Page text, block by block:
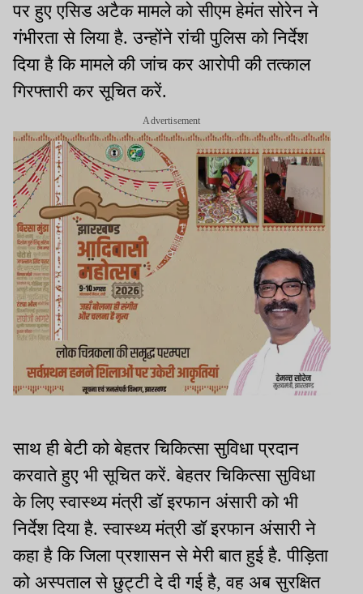
पर हुए एसिड अटैक मामले को सीएम हेमंत सोरेन ने
गंभीरता से लिया है. उन्होंने रांची पुलिस को निर्देश
दिया है कि मामले की जांच कर आरोपी की तत्काल
गिरफ्तारी कर सूचित करें.
Advertisement
साथ ही बेटी को बेहतर चिकित्सा सुविधा प्रदान
करवाते हुए भी सूचित करें. बेहतर चिकित्सा सुविधा
के लिए स्वास्थ्य मंत्री डॉ इरफान अंसारी को भी
निर्देश दिया है. स्वास्थ्य मंत्री डॉ इरफान अंसारी ने
कहा है कि जिला प्रशासन से मेरी बात हुई है. पीड़िता
को अस्पताल से छुट्टी दे दी गई है, वह अब सुरक्षित